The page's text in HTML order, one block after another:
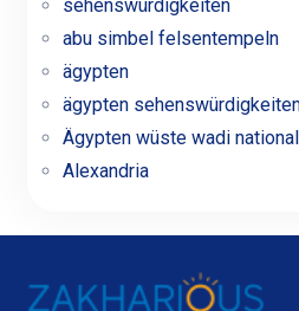
sehenswürdigkeiten
abu simbel felsentempeln
ägypten
ägypten
Ägypten wüste wadi
Alexandria